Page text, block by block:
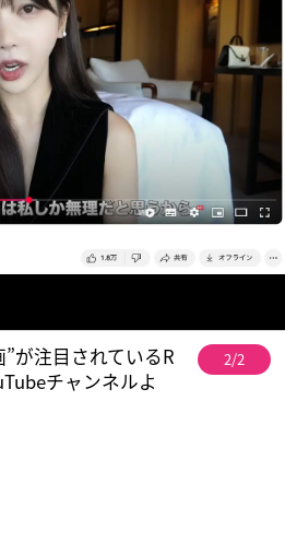
が注目されているR
チャンネルよ
2/2